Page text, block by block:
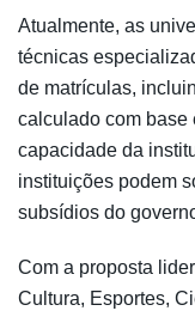
Atualmente, as
técnicas
de matrículas,
calculado com base
capacidade da
instituições podem
subsídios do
Com a proposta
Cultura, Esportes,